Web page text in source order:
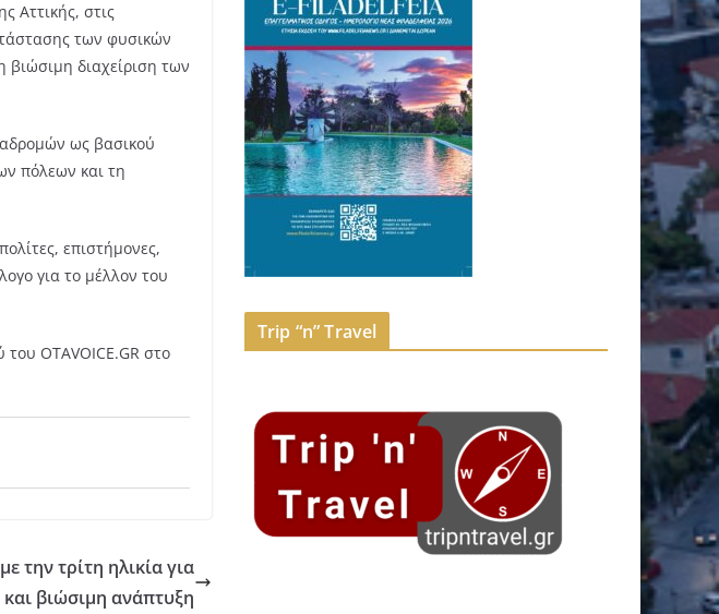
Αττικής, στις
των φυσικών
βιώσιμη διαχείριση των
ως βασικού
πόλεων και τη
επιστήμονες,
για το μέλλον του
OTAVOICE.GR στο
την τρίτη ηλικία για
βιώσιμη ανάπτυξη
Trip “n” Travel